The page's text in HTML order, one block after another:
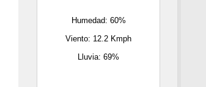
Humedad: 60%
Viento: 12.2 Kmph
Lluvia: 69%